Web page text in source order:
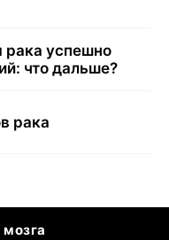
рака успешно
что дальше?
рака